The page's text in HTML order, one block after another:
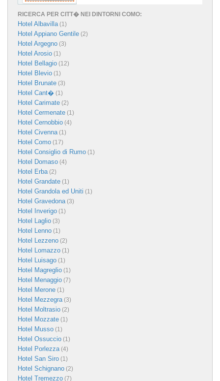
RICERCA PER CITT� NEI DINTORNI COMO:
Hotel Albavilla(1)
Hotel Appiano Gentile (2)
Hotel Argegno (3)
Hotel Arosio (1)
Hotel Bellagio (12)
Hotel Blevio (1)
Hotel Brunate (3)
Hotel Cant� (1)
Hotel Carimate (2)
Hotel Cermenate (1)
Hotel Cernobbio (4)
Hotel Civenna(1)
Hotel Como (17)
Hotel Consiglio di Rumo (1)
Hotel Domaso (4)
Hotel Erba(2)
Hotel Grandate (1)
Hotel Grandola ed Uniti (1)
Hotel Gravedona(3)
Hotel Inverigo (1)
Hotel Laglio (3)
Hotel Lenno (1)
Hotel Lezzeno (2)
Hotel Lomazzo (1)
Hotel Luisago (1)
Hotel Magreglio (1)
Hotel Menaggio (7)
Hotel Merone (1)
Hotel Mezzegra(3)
Hotel Moltrasio (2)
Hotel Mozzate (1)
Hotel Musso (1)
Hotel Ossuccio (1)
Hotel Porlezza(4)
Hotel San Siro (1)
Hotel Schignano (2)
Hotel Tremezzo (7)